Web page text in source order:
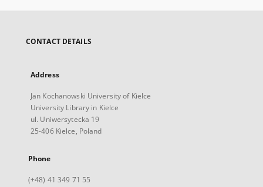
CONTACT DETAILS
Address
Jan Kochanowski University of Kielce
University Library in Kielce
ul. Uniwersytecka 19
25-406 Kielce, Poland
Phone
(+48) 41 349 71 55